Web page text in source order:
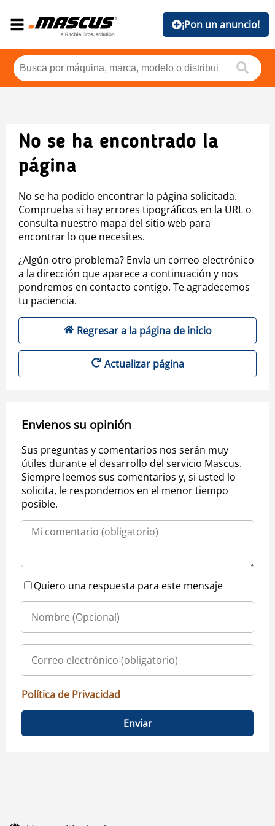
¡Pon un anuncio!
No se ha encontrado la
página
No se ha podido encontrar la página solicitada.
Comprueba si hay errores tipográficos en la URL o
consulta nuestro mapa del sitio web para
encontrar lo que necesites.
¿Algún otro problema? Envía un correo electrónico
a la dirección que aparece a continuación y nos
pondremos en contacto contigo. Te agradecemos
tu paciencia.
Regresar a la página de inicio
Actualizar página
Envienos su opinión
Sus preguntas y comentarios nos serán muy
útiles durante el desarrollo del servicio Mascus.
Siempre leemos sus comentarios y, si usted lo
solicita, le respondemos en el menor tiempo
posible.
Quiero una respuesta para este mensaje
Política de Privacidad
Enviar